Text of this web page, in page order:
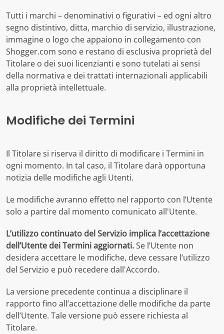
Tutti i marchi – denominativi o figurativi – ed ogni altro
segno distintivo, ditta, marchio di servizio, illustrazione,
immagine o logo che appaiono in collegamento con
Shogger.com sono e restano di esclusiva proprietà del
Titolare o dei suoi licenzianti e sono tutelati ai sensi
della normativa e dei trattati internazionali applicabili
alla proprietà intellettuale.
Modifiche dei Termini
Il Titolare si riserva il diritto di modificare i Termini in
ogni momento. In tal caso, il Titolare darà opportuna
notizia delle modifiche agli Utenti.
Le modifiche avranno effetto nel rapporto con l’Utente
solo a partire dal momento comunicato all'Utente.
L’utilizzo continuato del Servizio implica l’accettazione
dell’Utente dei Termini aggiornati.Se l’Utente non
desidera accettare le modifiche, deve cessare l’utilizzo
del Servizio e può recedere dall'Accordo.
La versione precedente continua a disciplinare il
rapporto fino all’accettazione delle modifiche da parte
dell’Utente. Tale versione può essere richiesta al
Titolare.